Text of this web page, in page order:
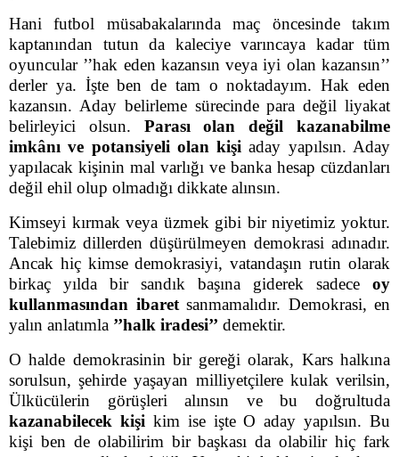
Hani futbol müsabakalarında maç öncesinde takım
kaptanından tutun da kaleciye varıncaya kadar tüm
oyuncular ’’hak eden kazansın veya iyi olan kazansın’’
derler ya. İşte ben de tam o noktadayım. Hak eden
kazansın. Aday belirleme sürecinde para değil liyakat
belirleyici olsun. Parası olan değil
kazanabilme
imkânı ve potansiyeli olan kişi aday yapılsın. Aday
yapılacak kişinin mal varlığı ve banka hesap cüzdanları
değil ehil olup olmadığı dikkate alınsın.
Kimseyi kırmak veya üzmek gibi bir niyetimiz yoktur.
Talebimiz dillerden düşürülmeyen demokrasi adınadır.
Ancak hiç kimse demokrasiyi, vatandaşın rutin olarak
birkaç yılda bir sandık başına giderek sadece oy
kullanmasından ibaretsanmamalıdır. Demokrasi, en
yalın anlatımla ’’halk iradesi’’ demektir.
O halde demokrasinin bir gereği olarak, Kars halkına
sorulsun, şehirde yaşayan milliyetçilere kulak verilsin,
Ülkücülerin görüşleri alınsın ve bu doğrultuda
kazanabilecek kişikim ise işte O aday yapılsın. Bu
kişi ben de olabilirim bir başkası da olabilir hiç fark